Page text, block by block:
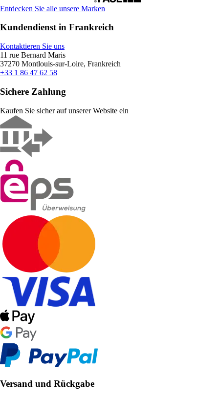
Entdecken Sie alle unsere Marken
Kundendienst in Frankreich
Kontaktieren Sie uns
11 rue Bernard Maris
37270 Montlouis-sur-Loire, Frankreich
+33 1 86 47 62 58
Sichere Zahlung
Kaufen Sie sicher auf unserer Website ein
Versand und Rückgabe